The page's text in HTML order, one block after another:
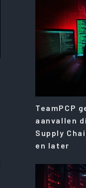
TeamPCP
aanvallen
Supply
en later